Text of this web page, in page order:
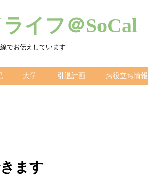
イフ＠SoCal
でお伝えしています
大学 引退計画 お役立ち情報
ます